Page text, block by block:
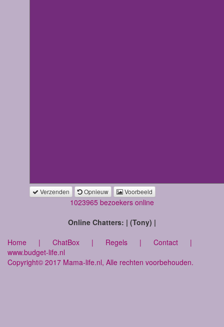
Verzenden Opnieuw Voorbeeld
1023965 bezoekers online
Online Chatters: | (Tony) |
Home | ChatBox | Regels | Contact |
www.budget-life.nl
Copyright© 2017 Mama-life.nl, Alle rechten voorbehouden.